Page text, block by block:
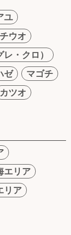
ユ
ウオ
・クロ）
ゼ
マゴチ
カツオ
エリア
リア